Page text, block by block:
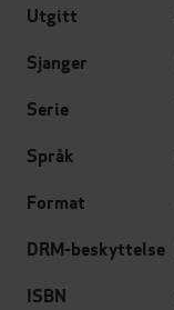
Utgitt
Sjanger
Serie
Språk
Format
DRM-beskyttelse
ISBN